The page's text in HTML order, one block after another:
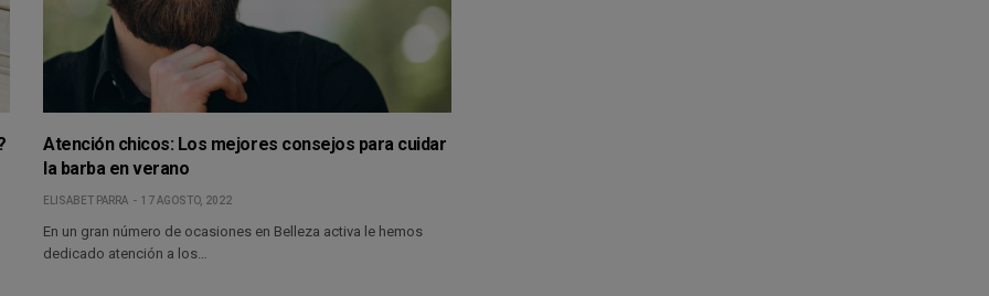
Atención chicos: Los mejores consejos para cuidar
la barba en verano
ELISABET PARRA 17 AGOSTO, 2022
En un gran número de ocasiones en Belleza activa le hemos
dedicado atención a los…